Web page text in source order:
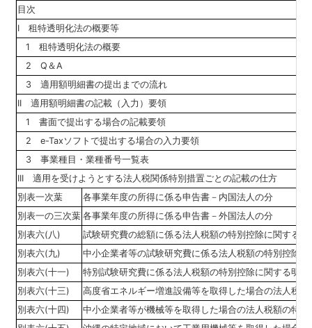
目次
I 租特透明化法の概要等
1 租特透明化法の概要
2 Q＆A
3 適用額明細書の提出までの流れ
II 適用額明細書の記載（入力）要領
1 書面で提出する場合の記載要領
2 e-Taxソフトで提出する場合の入力要領
3 事業種目・業種番号一覧表
III 適用を受けようとする法人税関係特別措置ごとの記載の仕方
別表一次葉
各事業年度の所得に係る申告書－内国法人の分
別表一の三次葉 各事業年度の所得に係る申告書－外国法人の分
別表六(八)
試験研究費の総額に係る法人税額の特別控除に関する明
別表六(九)
中小企業者等の試験研究費に係る法人税額の特別控除
別表六(十一)
特別試験研究費に係る法人税額の特別控除に関する明細
別表六(十三)
高度省エネルギー増進設備等を取得した場合の法人税
別表六(十四)
中小企業者等が機械等を取得した場合の法人税額の特